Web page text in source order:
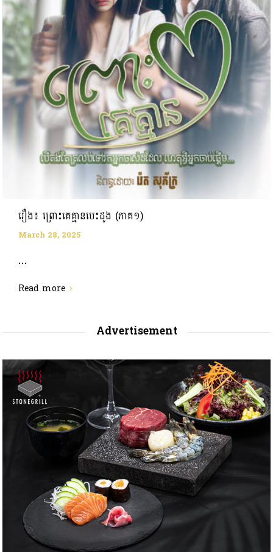
រឿង៖ ព្រោះគេគ្មានបេះដូង (ភាគ១)
March 28, 2025
...
Read more
Advertisement